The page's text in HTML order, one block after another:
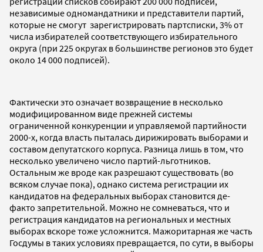
независимые одномандатники и представители партий,
которые не смогут зарегистрировать партсписки, 3% от
числа избирателей соответствующего избирательного
округа (при 225 округах в большинстве регионов это будет
около 14 000 подписей).
Фактически это означает возвращение в несколько
модифицированном виде прежней системы
ограниченной конкуренции и управляемой партийности
2000-х, когда власть пыталась дирижировать выборами и
составом депутатского корпуса. Разница лишь в том, что
несколько увеличено число партий-льготников.
Остальным же вроде как разрешают существовать (во
всяком случае пока), однако система регистрации их
кандидатов на федеральных выборах становится де-
факто запретительной. Можно не сомневаться, что и
регистрация кандидатов на региональных и местных
выборах вскоре тоже усложнится. Мажоритарная же часть
Госдумы в таких условиях превращается, по сути, в выборы